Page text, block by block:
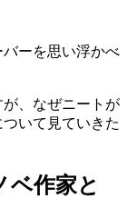
ーを思い浮かべ
、なぜニートが
いて見ていきた
ベ作家と